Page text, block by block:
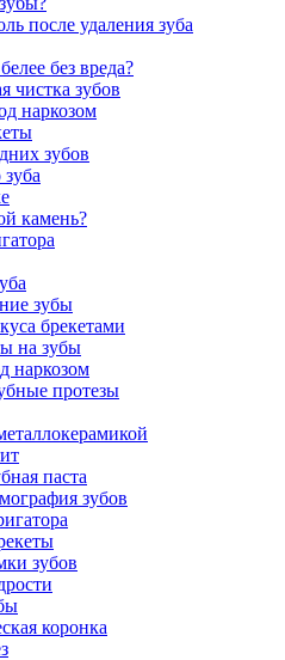
после удаления зуба
без вреда?
чистка зубов
наркозом
зубов
камень?
зубы
брекетами
на зубы
наркозом
протезы
паста
зубов
зубов
коронка